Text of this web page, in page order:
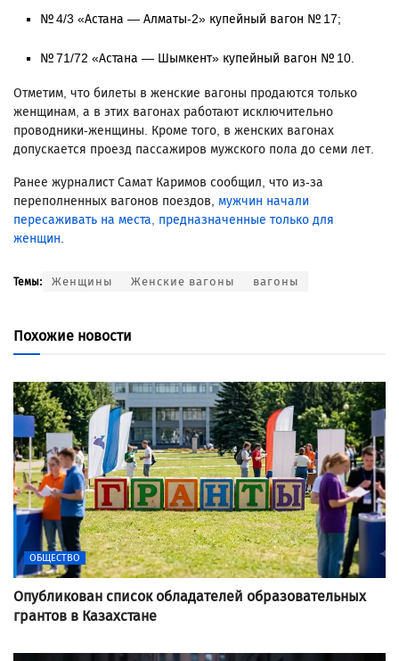
№ 4/3 «Астана — Алматы-2» купейный вагон № 17;
№ 71/72 «Астана — Шымкент» купейный вагон № 10.
Отметим, что билеты в женские вагоны продаются только
женщинам, а в этих вагонах работают исключительно
проводники-женщины. Кроме того, в женских вагонах
допускается проезд пассажиров мужского пола до семи лет.
Ранее журналист Самат Каримов сообщил, что из-за
переполненных вагонов поездов, мужчин начали
пересаживать на места, предназначенные только для
женщин.
Темы: Женщины Женские вагоны вагоны
Похожие новости
ОБЩЕСТВО
Опубликован список обладателей образовательных
грантов в Казахстане